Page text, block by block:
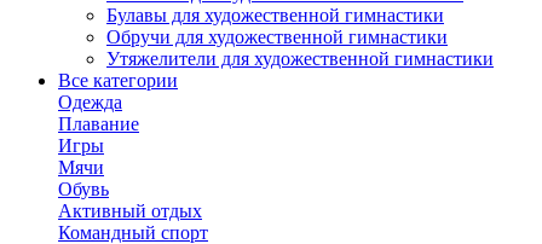
Булавы для художественной гимнастики
Обручи для художественной гимнастики
Утяжелители для художественной гимнастики
Все категории
Одежда
Плавание
Игры
Мячи
Обувь
Активный отдых
Командный спорт